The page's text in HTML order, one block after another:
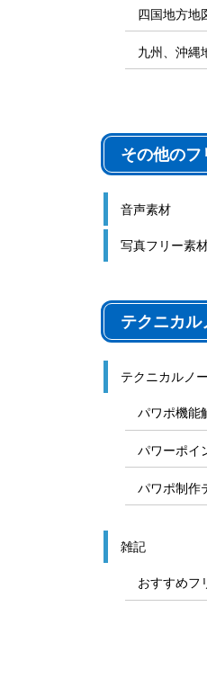
四国地方地
九州、沖縄
その他のフ
音声素材
写真フリー素
テクニカル
テクニカルノ
パワポ機能
パワーポイ
パワポ制作
雑記
おすすめフ